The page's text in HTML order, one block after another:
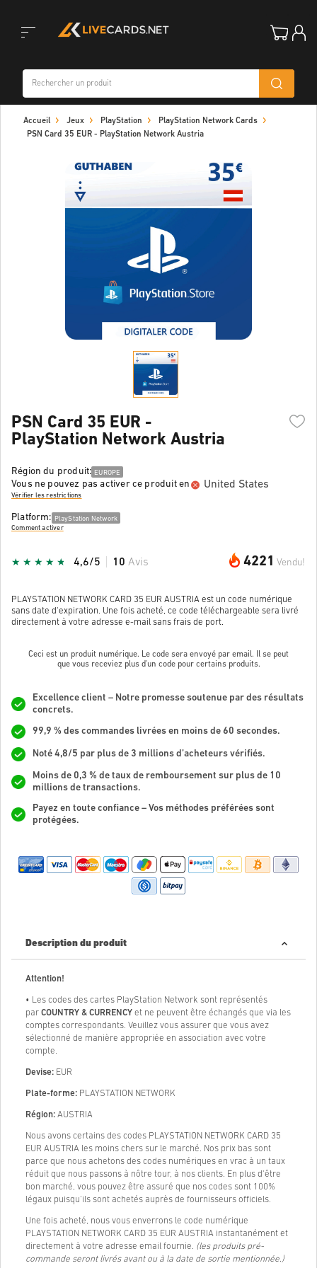
navigation
Accueil Jeux PlayStation
PlayStation Network Cards
PSN Card 35 EUR - PlayStation Network Austria
PSN Card 35 EUR -
PlayStation Network Austria
Région du produit: EUROPE
Vous ne pouvez pas activer ce produit en United States
Vérifier les restrictions
Platform: PlayStation Network
Comment activer
4221 Vendu!
4,6/5 10 Avis
PLAYSTATION NETWORK CARD 35 EUR AUSTRIA est un code numérique
sans date d'expiration. Une fois acheté, ce code téléchargeable sera livré
directement à votre adresse e-mail sans frais de port.
Ceci est un produit numérique. Le code sera envoyé par email. Il se peut
que vous receviez plus d'un code pour certains produits.
Excellence client – Notre promesse soutenue par des résultats
concrets.
99,9 % des commandes livrées en moins de 60 secondes.
Noté 4,8/5 par plus de 3 millions d’acheteurs vérifiés.
Moins de 0,3 % de taux de remboursement sur plus de 10
millions de transactions.
Payez en toute confiance – Vos méthodes préférées sont
protégées.
Description du produit
Attention!
• Les codes des cartes PlayStation Network sont représentés
par COUNTRY & CURRENCY et ne peuvent être échangés que via les
comptes correspondants. Veuillez vous assurer que vous avez
sélectionné de manière appropriée en association avec votre
compte.
Devise: EUR
Plate-forme: PLAYSTATION NETWORK
Région: AUSTRIA
Nous avons certains des codes PLAYSTATION NETWORK CARD 35
EUR AUSTRIA les moins chers sur le marché. Nos prix bas sont
parce que nous achetons des codes numériques en vrac à un taux
réduit que nous passons à nôtre tour, à nos clients. En plus d'être
bon marché, vous pouvez être assuré que nos codes sont 100%
légaux puisqu'ils sont achetés auprès de fournisseurs officiels.
Une fois acheté, nous vous enverrons le code numérique
PLAYSTATION NETWORK CARD 35 EUR AUSTRIA instantanément et
directement à votre adresse email fournie. (les produits pré-
commande seront livrés avant ou à la date de sortie mentionnée.)